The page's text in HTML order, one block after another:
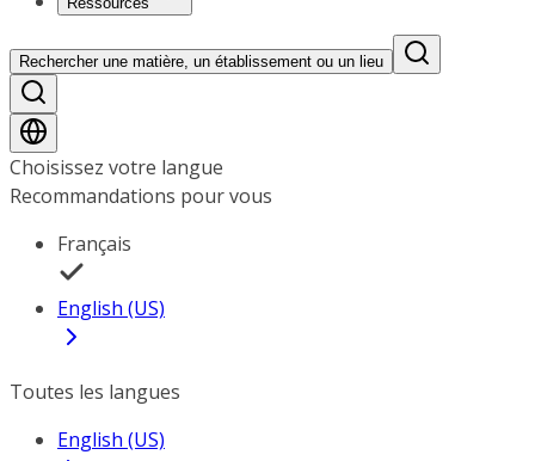
Rechercher une matière, un établissement ou un lieu
Choisissez votre langue
Recommandations pour vous
Français
English (US)
Toutes les langues
English (US)